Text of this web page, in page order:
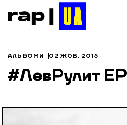
АЛЬБОМИ 02 ЖОВ, 2015
#ЛевРулит EP